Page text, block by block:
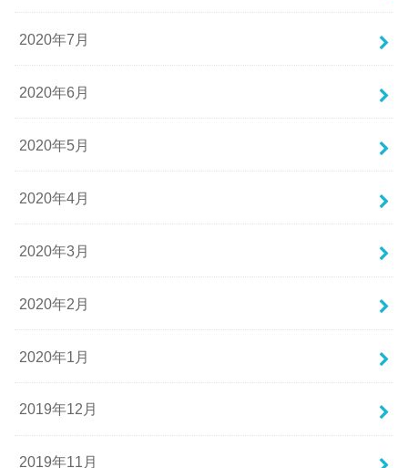
2020年7月
2020年6月
2020年5月
2020年4月
2020年3月
2020年2月
2020年1月
2019年12月
2019年11月